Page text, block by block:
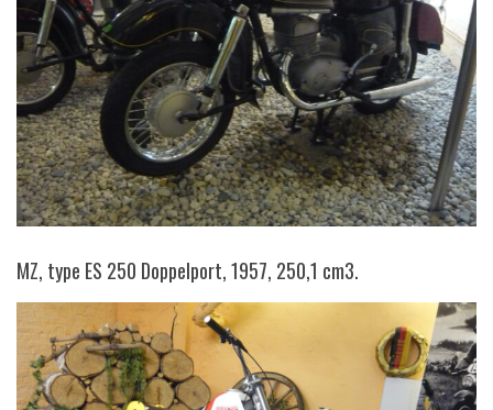
MZ, type ES 250 Doppelport, 1957, 250,1 cm3.